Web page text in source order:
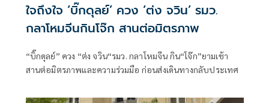
ใจถึงใจ ‘บิ๊กดุลย์’ ควง ‘ต่ง จวิน’ รมว.
กลาโหมจีนกินโจ๊ก สานต่อมิตรภาพ
“บิ๊กดุลย์” ควง “ต่ง จวิน“รมว. กลาโหมจีน กิน“โจ๊ก”ยามเช้า
สานต่อมิตรภาพและความร่วมมือ ก่อนส่งเดินทางกลับประเทศ